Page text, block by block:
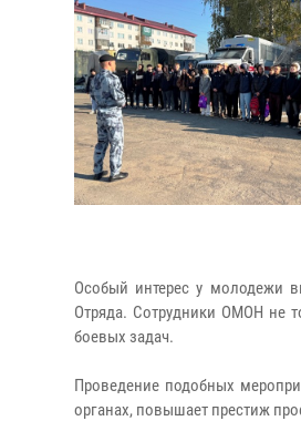
Особый интерес у молодежи
Отряда. Сотрудники ОМОН не
боевых задач.
Проведение подобных
органах, повышает престиж